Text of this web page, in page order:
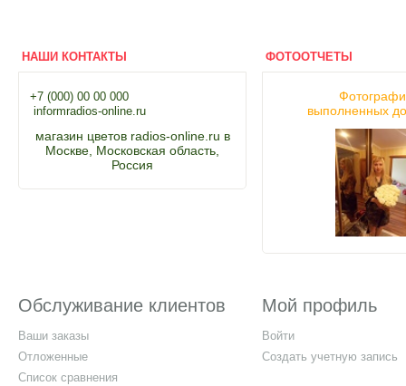
НАШИ КОНТАКТЫ
+7 (000) 00 00 000
informradios-online.ru
магазин цветов radios-online.ru в
Москве, Московская область,
Россия
ФОТООТЧЕТЫ
выполненных
Обслуживание клиентов
Ваши заказы
Отложенные
Список сравнения
Мой профиль
Войти
Создать учетную запись